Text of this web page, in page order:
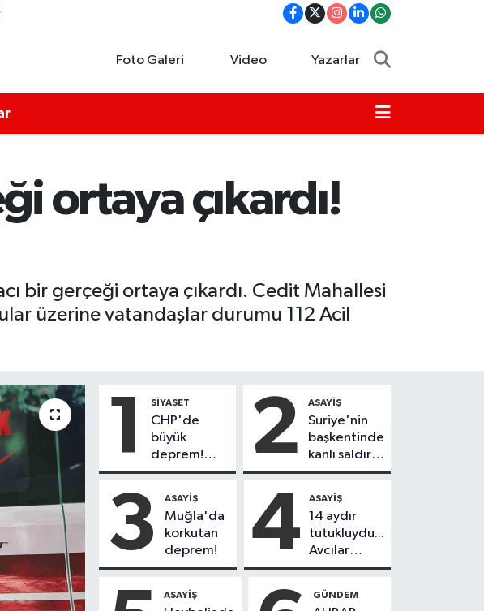
Foto Galeri Video Yazarlar
ortaya çıkardı!
bir gerçeği ortaya çıkardı. Cedit Mahallesi
üzerine vatandaşlar durumu 112 Acil
1 SIYASET
CHP'de
büyük
deprem!
230
başkanı Yeni
Parti'ye
geçiyor
2 ASAYIŞ
Suriye'nin
başkentinde
kanlı saldırı!
Yolcu
çok sayıda
ölü ve yaralı
var
3 ASAYIŞ
Muğla'da
korkutan
deprem!
4 ASAYIŞ
14 aydır
tutukluydu...
Avcılar
Belediye
Utku Caner
ASAYIŞ GÜNDEM